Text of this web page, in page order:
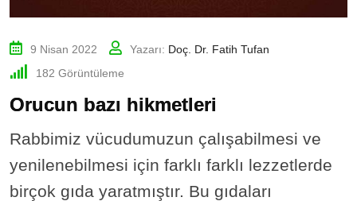
9 Nisan 2022 Yazarı: Doç. Dr. Fatih Tufan
182 Görüntüleme
Orucun bazı hikmetleri
Rabbimiz vücudumuzun çalışabilmesi ve
yenilenebilmesi için farklı farklı lezzetlerde
birçok gıda yaratmıştır. Bu gıdaları